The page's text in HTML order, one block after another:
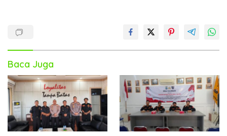
Baca Juga